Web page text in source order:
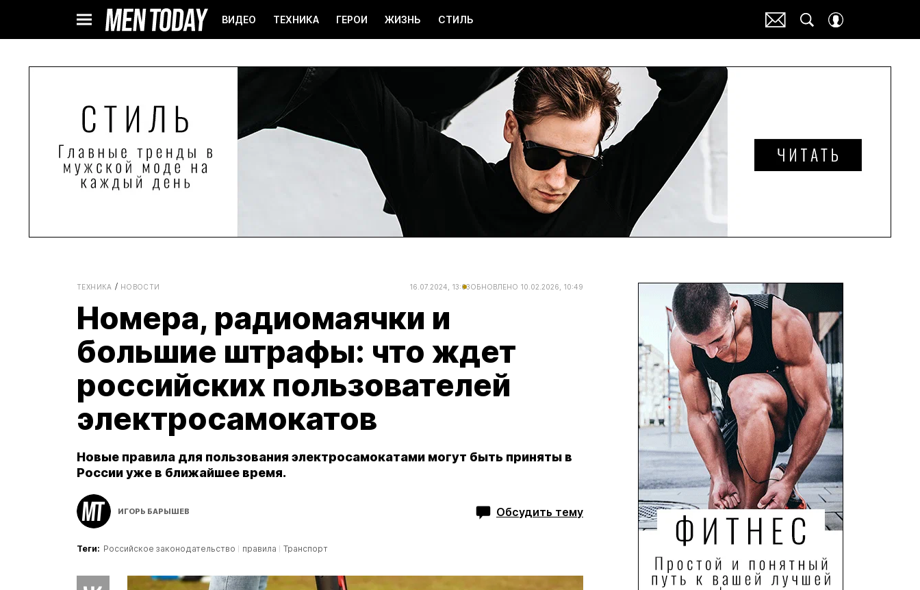
ВИДЕО ТЕХНИКА ГЕРОИ ЖИЗНЬ СТИЛЬ
ТЕХНИКА НОВОСТИ 16.07.2024, 13:03ОБНОВЛЕНО 10.02.2026, 10:49
Номера, радиомаячки и
большие штрафы: что ждет
российских пользователей
электросамокатов
Новые правила для пользования электросамокатами могут быть приняты в
России уже в ближайшее время.
ИГОРЬ БАРЫШЕВ Обсудить тему
Теги: Российское законодательство правила Транспорт